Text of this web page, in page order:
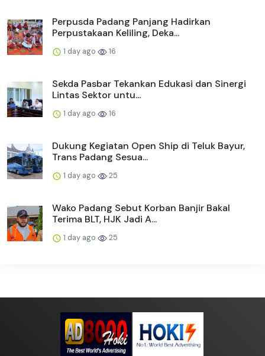
Perpusda Padang Panjang Hadirkan
Perpustakaan Keliling, Deka...
1 day ago 16
Sekda Pasbar Tekankan Edukasi dan Sinergi
Lintas Sektor untu...
1 day ago 16
Dukung Kegiatan Open Ship di Teluk Bayur,
Trans Padang Sesua...
1 day ago 25
Wako Padang Sebut Korban Banjir Bakal
Terima BLT, HJK Jadi A...
1 day ago 25